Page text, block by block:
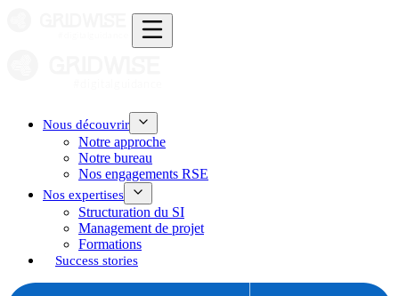
Nous découvrir
Notre approche
Notre bureau
Nos engagements RSE
Nos expertises
Structuration du SI
Management de projet
Formations
Success stories